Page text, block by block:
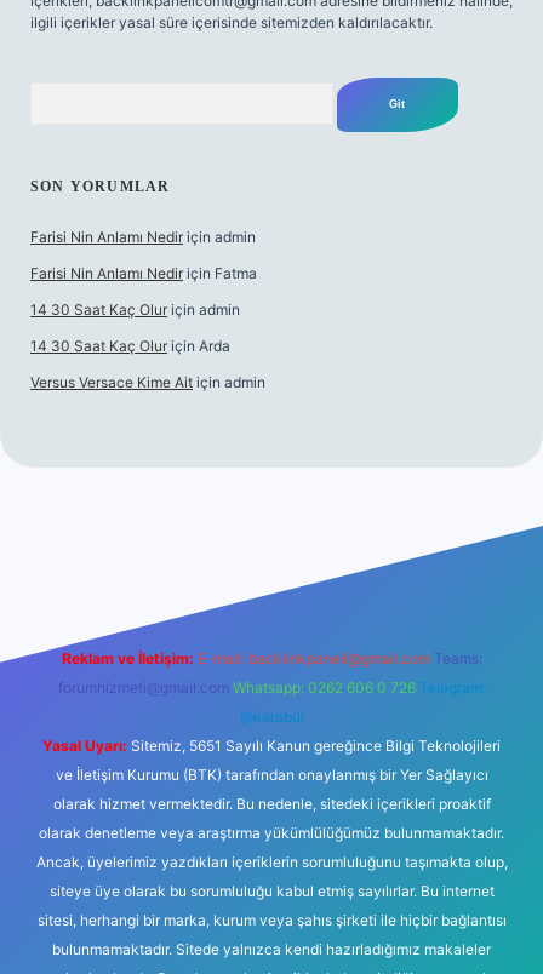
ilgili içerikler yasal süre içerisinde sitemizden kaldırılacaktır.
SON YORUMLAR
Farisi Nin Anlamı Nedir için admin
Farisi Nin Anlamı Nedir için Fatma
14 30 Saat Kaç Olur için admin
14 30 Saat Kaç Olur için Arda
Versus Versace Kime Ait için admin
Reklam ve İletişim: E-mail: backlinkpaneli@gmail.com Teams:
forumhizmeti@gmail.com Whatsapp: 0262 606 0 726 Telegram:
@karabul
Yasal Uyarı: Sitemiz, 5651 Sayılı Kanun gereğince Bilgi Teknolojileri
ve İletişim Kurumu (BTK) tarafından onaylanmış bir Yer Sağlayıcı
olarak hizmet vermektedir. Bu nedenle, sitedeki içerikleri proaktif
olarak denetleme veya araştırma yükümlülüğümüz bulunmamaktadır.
Ancak, üyelerimiz yazdıkları içeriklerin sorumluluğunu taşımakta olup,
siteye üye olarak bu sorumluluğu kabul etmiş sayılırlar. Bu internet
sitesi, herhangi bir marka, kurum veya şahıs şirketi ile hiçbir bağlantısı
bulunmamaktadır. Sitede yalnızca kendi hazırladığımız makaleler